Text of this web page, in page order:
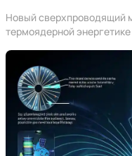
Новый сверхпроводящий
термоядерной